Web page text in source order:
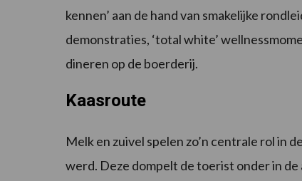
kennen’ aan de hand van smakelijke
demonstraties, ‘total white’
dineren op de boerderij.
Kaasroute
Melk en zuivel spelen zo’n centrale rol in
werd. Deze dompelt de toerist onder in